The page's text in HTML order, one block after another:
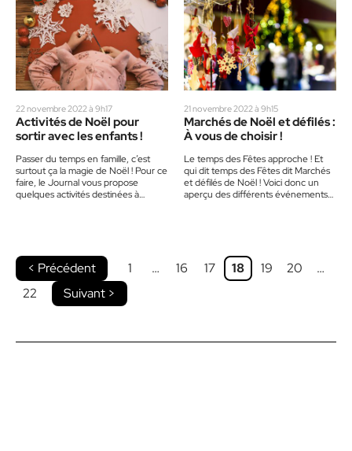
22 novembre 2022 à 9h17
Activités de Noël pour
sortir avec les enfants !
Passer du temps en famille, c’est
surtout ça la magie de Noël ! Pour ce
faire, le Journal vous propose
quelques activités destinées à
21 novembre 2022 à 9h15
Marchés de Noël et défilés :
À vous de choisir !
Le temps des Fêtes approche ! Et
qui dit temps des Fêtes dit Marchés
et défilés de Noël ! Voici donc un
aperçu des différents événements
< Précédent 1 … 16 17 18 19 20
…
22
Suivant >